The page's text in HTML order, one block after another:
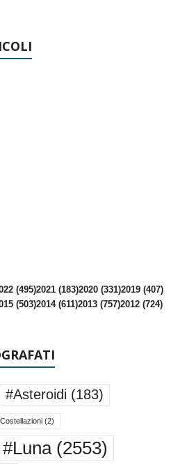
(495)2021 (183)2020 (331)2019 (407)
(503)2014 (611)2013 (757)2012 (724)
#Asteroidi (183)
(2)
#Luna (2553)